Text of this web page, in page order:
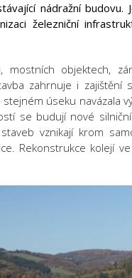
nádražní budovu.
železniční
objektech,
zahrnuje i zajištění
úseku navázala
se budují nové
vznikají krom
Rekonstrukce kolejí